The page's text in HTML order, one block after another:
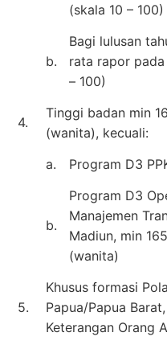
(skala 10 –
b.
Bagi lulusan
rata rapor
– 100)
4.
Tinggi badan min
(wanita), kecuali:
a.
Program D3
b.
Program D3
Manajemen
Madiun, min
(wanita)
5.
Khusus formasi
Papua/Papua
Keterangan Orang